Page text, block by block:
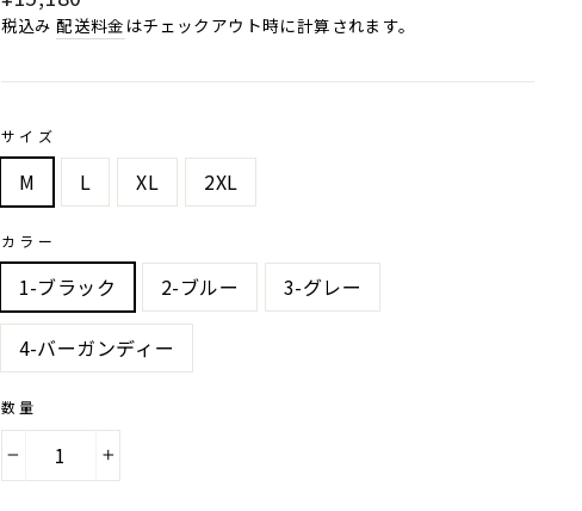
常
格
税込み配送料金 はチェックアウト時に計算されます。
サイズ
M L XL 2XL
カラー
1-ブラック 2-ブルー 3-グレー
4-バーガンディー
数量
+